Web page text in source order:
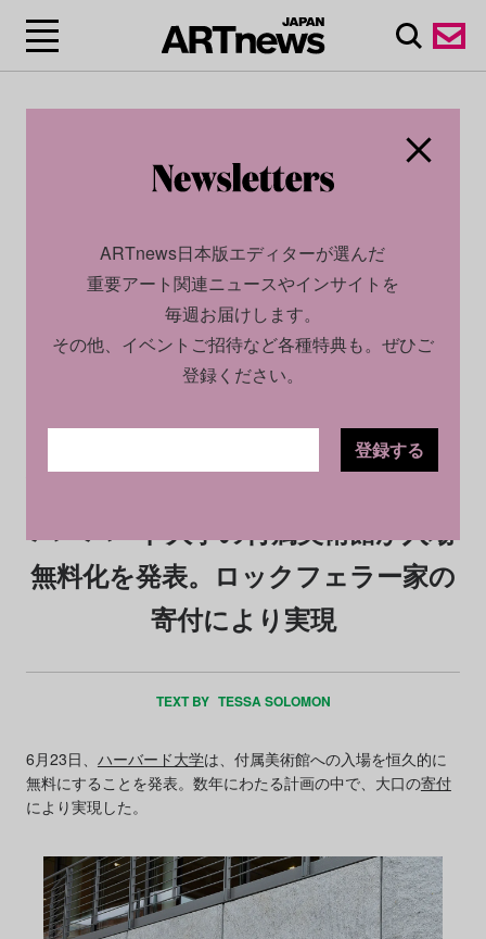
2023.06.26
ハーバード大学の付属美術館が入場
無料化を発表。ロックフェラー家の
寄付により実現
TEXT BY TESSA SOLOMON
6月23日、 ハーバード大学は、付属美術館への入場を恒久的に
無料にすることを発表。数年にわたる計画の中で、大口の寄付
により実現した。
ARTnews日本版エディターが選んだ
重要アート関連ニュースやインサイトを
毎週お届けします。
その他、イベントご招待など各種特典も。ぜひご
登録ください。
登録する